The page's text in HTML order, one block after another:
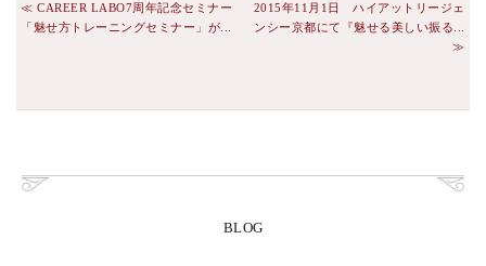
CAREER LABO7周年記念セミナー
「魅せ方トレーニングセミナー」が...
2015年11月1日 ハイアットリージェ
ンシー京都にて『魅せる美しい振る...
BLOG